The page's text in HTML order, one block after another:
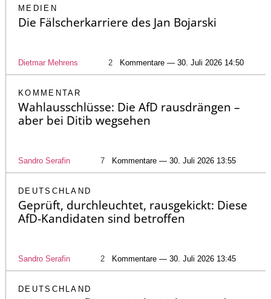
MEDIEN
Die Fälscherkarriere des Jan Bojarski
Dietmar Mehrens 2 Kommentare — 30. Juli 2026 14:50
KOMMENTAR
Wahlausschlüsse: Die AfD rausdrängen –
aber bei Ditib wegsehen
Sandro Serafin 7 Kommentare — 30. Juli 2026 13:55
DEUTSCHLAND
Geprüft, durchleuchtet, rausgekickt: Diese
AfD-Kandidaten sind betroffen
Sandro Serafin 2 Kommentare — 30. Juli 2026 13:45
DEUTSCHLAND